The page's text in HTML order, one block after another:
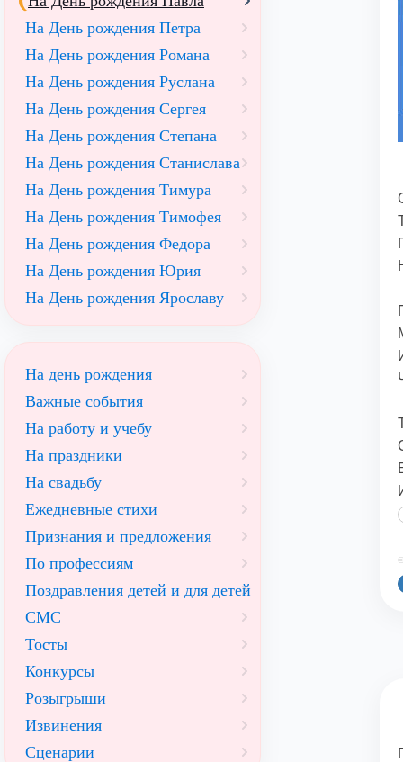
На День рождения Петра
На День рождения Романа
На День рождения Руслана
На День рождения Сергея
На День рождения Степана
На День рождения Станислава
На День рождения Тимура
На День рождения Тимофея
На День рождения Федора
На День рождения Юрия
На День рождения Ярославу
На день рождения
Важные события
На работу и учебу
На праздники
На свадьбу
Ежедневные стихи
Признания и предложения
По профессиям
Поздравления детей и для детей
СМС
Тосты
Конкурсы
Розыгрыши
Извинения
Сценарии